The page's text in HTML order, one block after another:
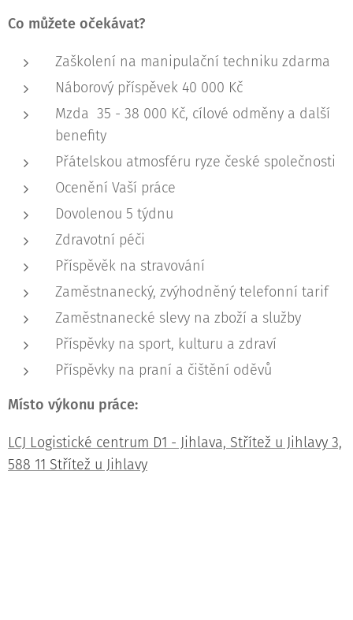
Co můžete očekávat?
Zaškolení na manipulační techniku zdarma
Náborový příspěvek 40 000 Kč
Mzda 35 - 38 000 Kč, cílové odměny a další
benefity
Přátelskou atmosféru ryze české společnosti
Ocenění Vaší práce
Dovolenou 5 týdnu
Zdravotní péči
Příspěvěk na stravování
Zaměstnanecký, zvýhodněný telefonní tarif
Zaměstnanecké slevy na zboží a služby
Příspěvky na sport, kulturu a zdraví
Příspěvky na praní a čištění oděvů
Místo výkonu práce:
LCJ Logistické centrum D1 - Jihlava, Střítež u Jihlavy 3,
588 11 Střítež u Jihlavy